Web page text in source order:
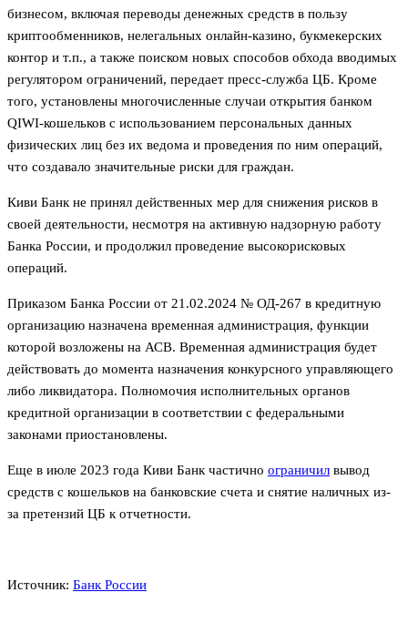
бизнесом, включая переводы денежных средств в пользу
криптообменников, нелегальных онлайн-казино, букмекерских
контор и т.п., а также поиском новых способов обхода вводимых
регулятором ограничений, передает пресс-служба ЦБ. Кроме
того, установлены многочисленные случаи открытия банком
QIWI-кошельков с использованием персональных данных
физических лиц без их ведома и проведения по ним операций,
что создавало значительные риски для граждан.
Киви Банк не принял действенных мер для снижения рисков в
своей деятельности, несмотря на активную надзорную работу
Банка России, и продолжил проведение высокорисковых
операций.
Приказом Банка России от 21.02.2024 № ОД-267 в кредитную
организацию назначена временная администрация, функции
которой возложены на АСВ. Временная администрация будет
действовать до момента назначения конкурсного управляющего
либо ликвидатора. Полномочия исполнительных органов
кредитной организации в соответствии с федеральными
законами приостановлены.
Еще в июле 2023 года Киви Банк частично ограничил вывод
средств с кошельков на банковские счета и снятие наличных из-
за претензий ЦБ к отчетности.
Источник: Банк России